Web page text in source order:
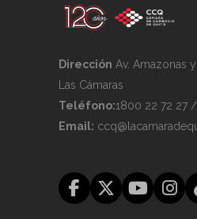
Dirección Av. Amazonas
Las Cámaras
Teléfono:1800 22 72 27
Email: